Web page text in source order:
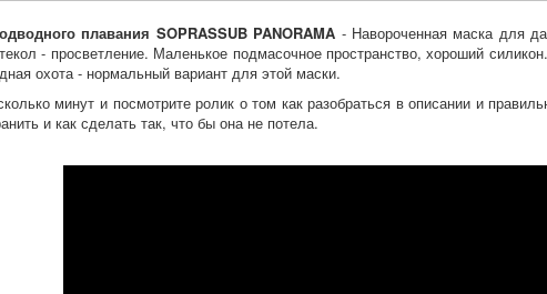
плавания SOPRASSUB PANORAMA - Навороченная маска для
- просветление. Маленькое подмасочное пространство, хороший
охота - нормальный вариант для этой маски.
минут и посмотрите ролик о том как разобраться в описании и
и как сделать так, что бы она не потела.